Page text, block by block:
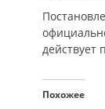
действует
Похожее